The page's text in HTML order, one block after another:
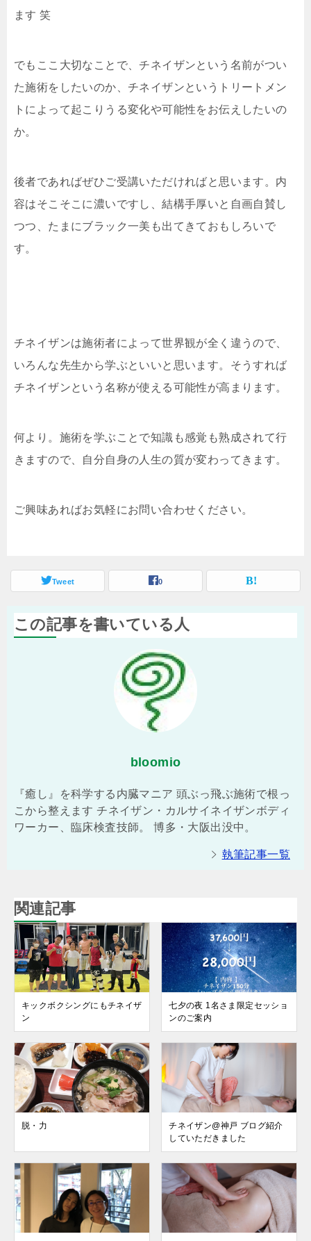
ます 笑
でもここ大切なことで、チネイザンという名前がつい
た施術をしたいのか、チネイザンというトリートメン
トによって起こりうる変化や可能性をお伝えしたいの
か。
後者であればぜひご受講いただければと思います。内
容はそこそこに濃いですし、結構手厚いと自画自賛し
つつ、たまにブラック一美も出てきておもしろいで
す。
チネイザンは施術者によって世界観が全く違うので、
いろんな先生から学ぶといいと思います。そうすれば
チネイザンという名称が使える可能性が高まります。
何より。施術を学ぶことで知識も感覚も熟成されて行
きますので、自分自身の人生の質が変わってきます。
ご興味あればお気軽にお問い合わせください。
Tweet 0
この記事を書いている人
bloomio
『癒し』を科学する内臓マニア 頭ぶっ飛ぶ施術で根っ
こから整えます チネイザン・カルサイネイザンボディ
ワーカー、臨床検査技師。 博多・大阪出没中。
執筆記事一覧
関連記事
キックボクシングにもチネイザ
ン
七夕の夜 1名さま限定セッショ
ンのご案内
脱・力
チネイザン@神戸 ブログ紹介
していただきました